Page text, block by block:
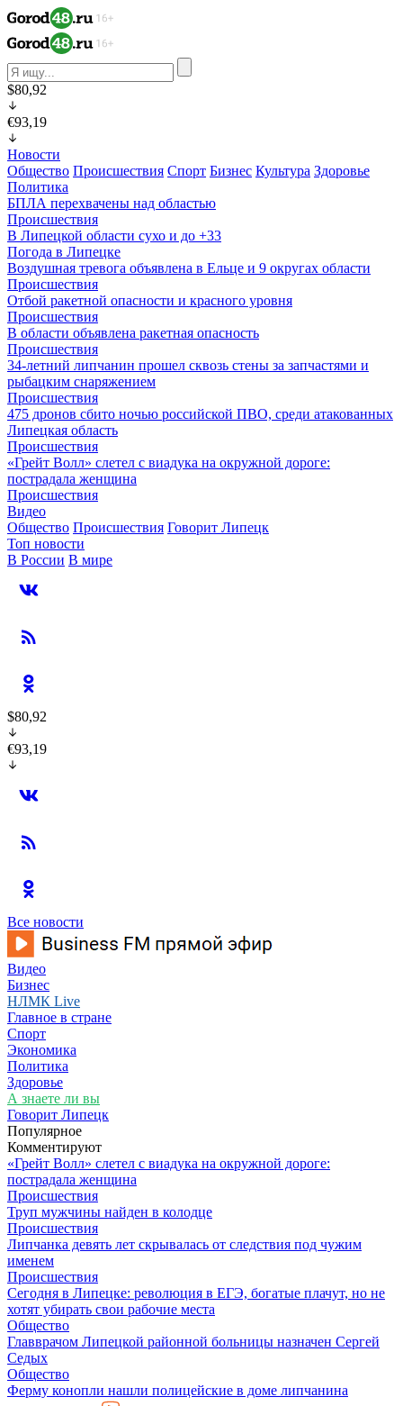
$80,92
€93,19
Новости
Общество Происшествия Спорт Бизнес Культура Здоровье
Политика
БПЛА перехвачены над областью
Происшествия
В Липецкой области сухо и до +33
Погода в Липецке
Воздушная тревога объявлена в Ельце и 9 округах области
Происшествия
Отбой ракетной опасности и красного уровня
Происшествия
В области объявлена ракетная опасность
Происшествия
34-летний липчанин прошел сквозь стены за запчастями и
рыбацким снаряжением
Происшествия
475 дронов сбито ночью российской ПВО, среди атакованных
Липецкая область
Происшествия
«Грейт Волл» слетел с виадука на окружной дороге:
пострадала женщина
Происшествия
Видео
Общество Происшествия Говорит Липецк
Топ новости
В России В мире
$80,92
€93,19
Все новости
Видео
Бизнес
НЛМК Live
Главное в стране
Спорт
Экономика
Политика
Здоровье
А знаете ли вы
Говорит Липецк
Популярное
Комментируют
«Грейт Волл» слетел с виадука на окружной дороге:
пострадала женщина
Происшествия
Труп мужчины найден в колодце
Происшествия
Липчанка девять лет скрывалась от следствия под чужим
именем
Происшествия
Сегодня в Липецке: революция в ЕГЭ, богатые плачут, но не
хотят убирать свои рабочие места
Общество
Главврачом Липецкой районной больницы назначен Сергей
Седых
Общество
Ферму конопли нашли полицейские в доме липчанина